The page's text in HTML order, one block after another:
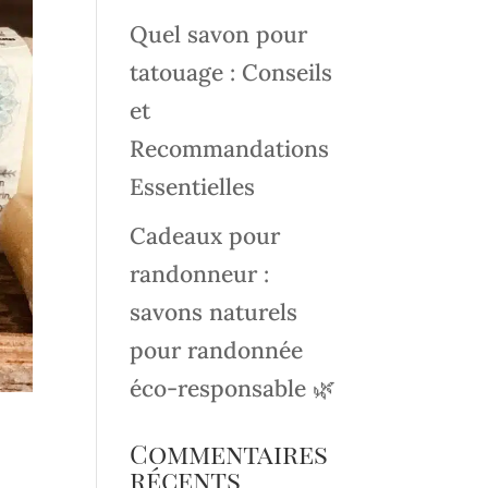
Quel savon pour
tatouage : Conseils
et
Recommandations
Essentielles
Cadeaux pour
randonneur :
savons naturels
pour randonnée
éco-responsable 🌿
Commentaires
récents